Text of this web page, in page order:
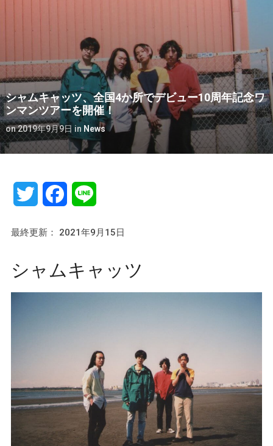
シャムキャッツ、全国4か所でデビュー10周年記念ワ
ンマンツアーを開催！
on2019年9月9日 in News
Twitter Facebook
最終更新： 2021年9月15日
シャムキャッツ